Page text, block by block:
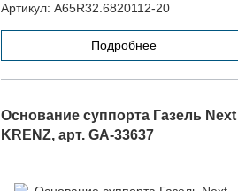
Артикул: A65R32.6820112-20
Подробнее
Основание суппорта Газель Next
KRENZ, арт. GA-33637